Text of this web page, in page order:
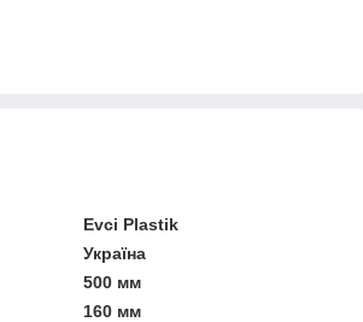
Evci Plastik
Україна
500 мм
160 мм